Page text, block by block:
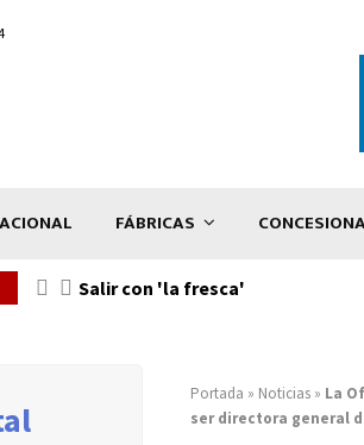
FÁBRICAS
Salir con 'la fresca'
Portada » Noticias » La
ser directora general